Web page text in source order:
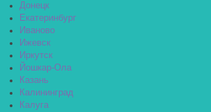
Донецк
Екатеринбург
Иваново
Ижевск
Иркутск
Йошкар-Ола
Казань
Калининград
Калуга